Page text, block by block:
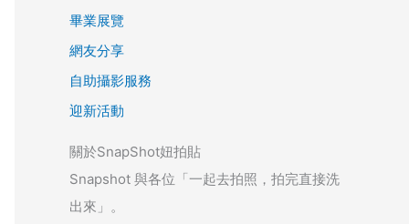
畢業展覽
網友分享
自助攝影服務
迎新活動
關於SnapShot妞拍貼
Snapshot 與各位「一起去拍照，拍完直接洗
出來」。